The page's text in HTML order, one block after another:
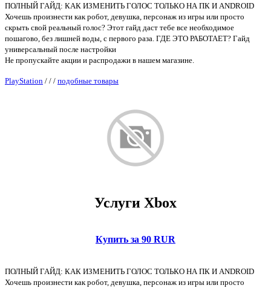
ПОЛНЫЙ ГАЙД: КАК ИЗМЕНИТЬ ГОЛОС ТОЛЬКО НА ПК И ANDROID
Хочешь произнести как робот, девушка, персонаж из игры или просто
скрыть свой реальный голос? Этот гайд даст тебе все необходимое
пошагово, без лишней воды, с первого раза. ГДЕ ЭТО РАБОТАЕТ? Гайд
универсальный после настройки
Не пропускайте акции и распродажи в нашем магазине.
PlayStation / / / подобные товары
Услуги Xbox
Купить за 90 RUR
ПОЛНЫЙ ГАЙД: КАК ИЗМЕНИТЬ ГОЛОС ТОЛЬКО НА ПК И ANDROID
Хочешь произнести как робот, девушка, персонаж из игры или просто